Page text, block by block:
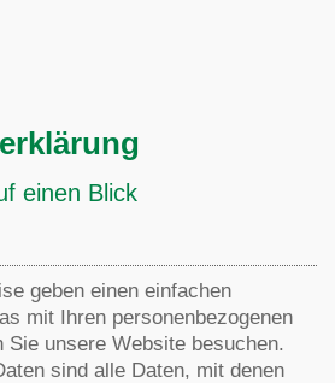
einen Blick
geben einen einfachen
mit Ihren personenbezogenen
Sie unsere Website besuchen.
sind alle Daten, mit denen